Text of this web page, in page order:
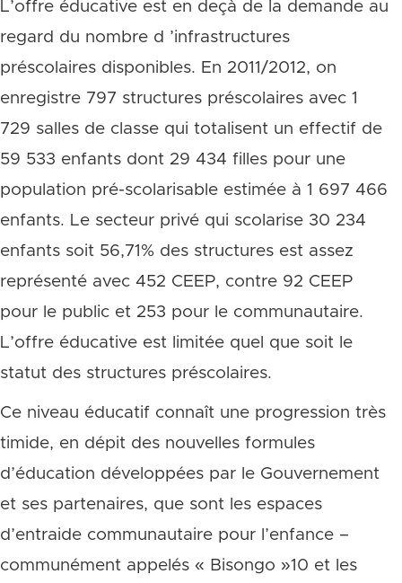
L’offre éducative est en deçà de la demande au
regard du nombre d ’infrastructures
préscolaires disponibles. En 2011/2012, on
enregistre 797 structures préscolaires avec 1
729 salles de classe qui totalisent un effectif de
59 533 enfants dont 29 434 filles pour une
population pré-scolarisable estimée à 1 697 466
enfants. Le secteur privé qui scolarise 30 234
enfants soit 56,71% des structures est assez
représenté avec 452 CEEP, contre 92 CEEP
pour le public et 253 pour le communautaire.
L’offre éducative est limitée quel que soit le
statut des structures préscolaires.
Ce niveau éducatif connaît une progression très
timide, en dépit des nouvelles formules
d’éducation développées par le Gouvernement
et ses partenaires, que sont les espaces
d’entraide communautaire pour l’enfance –
communément appelés « Bisongo »10 et les